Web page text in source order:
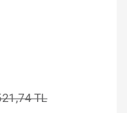
TL